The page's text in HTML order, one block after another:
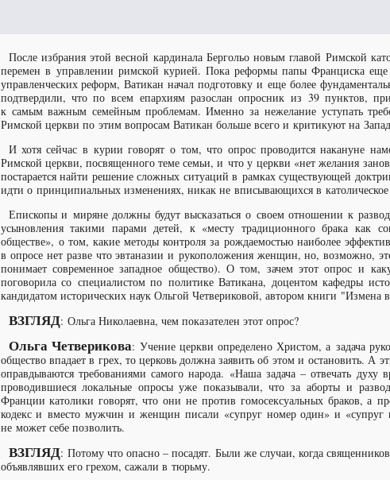
После избрания этой весной кардинала Бергольо новым главой Римской
перемен в управлении римской курией. Пока реформы папы Франциска еще
управленческих реформ, Ватикан начал подготовку и еще более
подтвердили, что по всем епархиям разослан опросник из 39 пунктов,
к самым важным семейным проблемам. Именно за нежелание уступать
Римской церкви по этим вопросам Ватикан больше всего и критикуют на
И хотя сейчас в курии говорят о том, что опрос проводится накануне
Римской церкви, посвященного теме семьи, и что у церкви «нет желания
постарается найти решение сложных ситуаций в рамках существующей
идти о принципиальных изменениях, никак не вписывающихся в
Епископы и миряне должны будут высказаться о своем отношении к
усыновления такими парами детей, к «месту традиционного брака
обществе», о том, какие методы контроля за рождаемостью наиболее
в опросе нет разве что эвтаназии и рукоположения женщин, но, возможно,
понимает современное западное общество). О том, зачем этот опрос и
поговорила со специалистом по политике Ватикана, доцентом кафедры
кандидатом исторических наук Ольгой Четвериковой, автором книги "Измена
ВЗГЛЯД: Ольга Николаевна, чем показателен этот опрос?
Ольга Четверикова: Учение церкви определено Христом, а задача
общество впадает в грех, то церковь должна заявить об этом и остановить. А
оправдываются требованиями самого народа. «Наша задача – отвечать
проводившиеся локальные опросы уже показывали, что за аборты и
Франции католики говорят, что они не против гомосексуальных браков, а
кодекс и вместо мужчин и женщин писали «супруг номер один» и «супруг
не может себе позволить.
ВЗГЛЯД: Потому что опасно – посадят. Были же случаи, когда
объявлявших его грехом, сажали в тюрьму.